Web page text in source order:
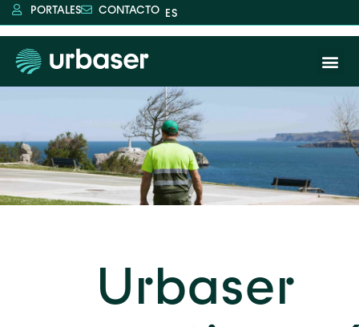
PORTALES CONTACTO
Urbaser